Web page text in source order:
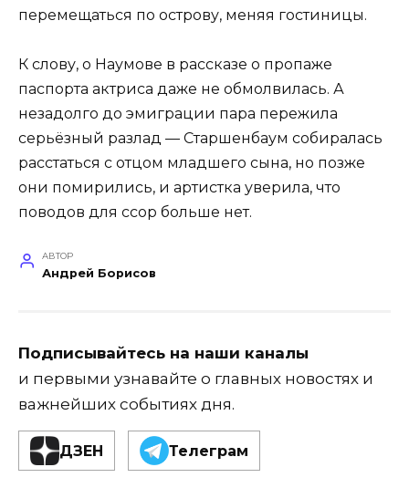
перемещаться по острову, меняя гостиницы.
К слову, о Наумове в рассказе о пропаже
паспорта актриса даже не обмолвилась. А
незадолго до эмиграции пара пережила
серьёзный разлад — Старшенбаум собиралась
расстаться с отцом младшего сына, но позже
они помирились, и артистка уверила, что
поводов для ссор больше нет.
АВТОР
Андрей Борисов
Подписывайтесь на наши каналы
и первыми узнавайте о главных новостях и
важнейших событиях дня.
ДЗЕН Телеграм